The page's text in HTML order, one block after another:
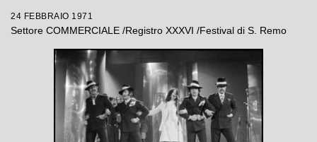
24 FEBBRAIO 1971
Settore COMMERCIALE /Registro XXXVI /Festival di S. Remo